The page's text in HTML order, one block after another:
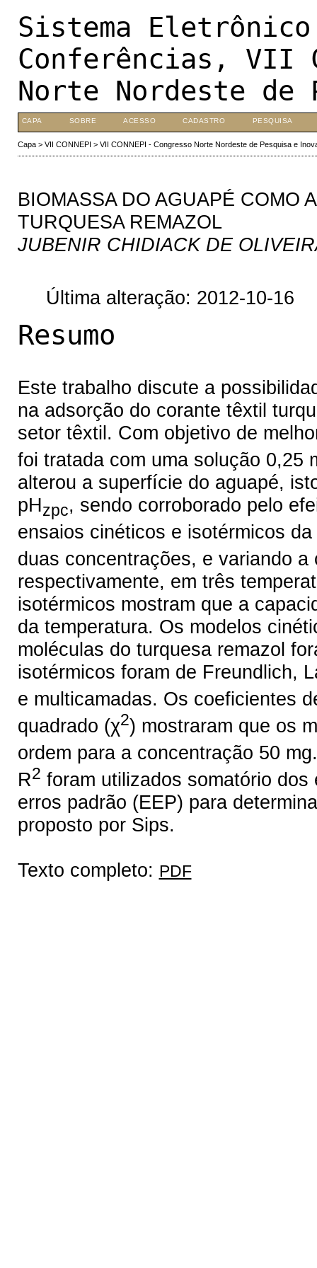
Sistema
Conferências, VII
Norte Nordeste de
CAPA SOBRE ACESSO CADASTRO PESQUISA
Capa> VII CONNEPI > VII CONNEPI - Congresso Norte Nordeste de Pesquisa e
BIOMASSA DO AGUAPÉ COMO
TURQUESA REMAZOL
JUBENIR CHIDIACK DE
Última alteração: 2012-10-16
Resumo
Este trabalho discute a
na adsorção do corante têxtil
setor têxtil. Com objetivo de
foi tratada com uma solução 0,25
alterou a superfície do aguapé,
pHzpc, sendo corroborado pelo
ensaios cinéticos e isotérmicos
duas concentrações, e variando
respectivamente, em três
isotérmicos mostram que a
da temperatura. Os modelos
moléculas do turquesa remazol
isotérmicos foram de Freundlich,
e multicamadas. Os coeficientes
quadrado (χ2) mostraram que os
ordem para a concentração 50
R2 foram utilizados somatório
erros padrão (EEP) para
proposto por Sips.
Texto completo: PDF